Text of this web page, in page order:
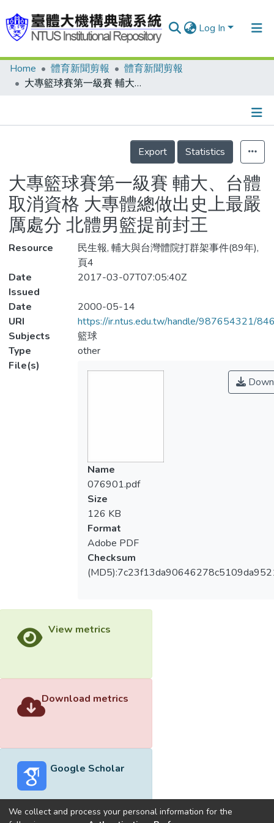
Log In
Communities & Collections
Statistics
Home 體育新聞剪報
體育新聞剪報
大專籃球賽第一級賽 輔大、台體取消資格 大專體總做出史上最嚴厲處分 北體男籃提前封王
Details
Export
Statistics
大專籃球賽第一級賽 輔大、台體
取消資格 大專體總做出史上最嚴
厲處分 北體男籃提前封王
Resource
民生報, 輔大與台灣體院打群架事件(89年),
頁4
Date
Issued
2017-03-07T07:05:40Z
Date
2000-05-14
URI
https://ir.ntus.edu.tw/handle/987654321/
Subjects
籃球
Type
other
File(s)
Name
076901.pdf
Size
126 KB
Format
Adobe PDF
Checksum
View metrics
Download metrics
Google Scholar
We collect and process your personal information for the